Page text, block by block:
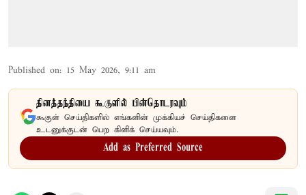
Published on: 15 May 2026, 9:11 am
தினத்தந்தியை கூகுளில் பின்தொடரவும்
கூகுள் செய்திகளில் எங்களின் முக்கியச் செய்திகளை
உடனுக்குடன் பெற கிளிக் செய்யவும்.
Add as Preferred Source